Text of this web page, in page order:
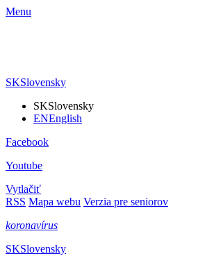
Menu
SKSlovensky
SKSlovensky
ENEnglish
Facebook
Youtube
Vytlačiť
RSS Mapa webu Verzia pre seniorov
koronavírus
SKSlovensky